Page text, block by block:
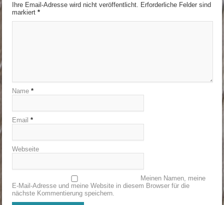
Ihre Email-Adresse wird nicht veröffentlicht. Erforderliche Felder sind
markiert *
Name *
Email *
Webseite
Meinen Namen, meine
E-Mail-Adresse und meine Website in diesem Browser für die
nächste Kommentierung speichern.